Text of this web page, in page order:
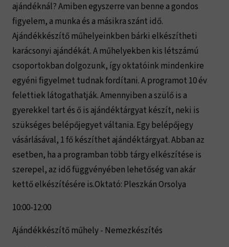
ajándéknál? Amiben egyszerre van benne a gondos
figyelem, a munka és a másikra szánt idő.
Ajándékkészítő műhelyeinkben bárki elkészítheti
karácsonyi ajándékát. A műhelyekben kis létszámú
csoportokban dolgozunk, így oktatóink mindenkire
egyéni figyelmet tudnak fordítani. A programot 10 év
felettiek látogathatják. Amennyiben a szülő is a
gyerekkel tart és ő is ajándéktárgyat készít, neki is
szükséges belépőjegyet váltania. Egy belépőjegy
vásárlásával, 1 fő készíthet ajándéktárgyat. Abban az
esetben, ha a programban több tárgy elkészítése is
szerepel, az idő függvényében lehetőség van akár
kettő elkészítésére is.Oktató: Pleszkán Orsolya
10:00-12:00
Ajándékkészítő műhely - Nemezkészítés